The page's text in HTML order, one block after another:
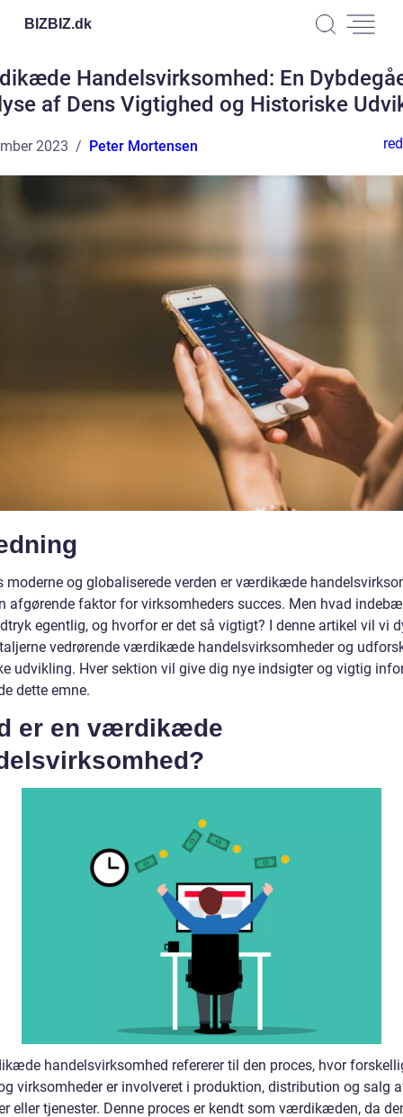
BIZBIZ.dk
Handelsvirksomhed: En
af Dens Vigtighed og Historiske
2023 Peter Mortensen
moderne og globaliserede verden er værdikæde
afgørende faktor for virksomheders succes. Men hvad
egentlig, og hvorfor er det så vigtigt? I denne artikel vil vi
vedrørende værdikæde handelsvirksomheder og
udvikling. Hver sektion vil give dig nye indsigter og vigtig
dette emne.
er en værdikæde
handelsvirksomhed refererer til den proces, hvor
virksomheder er involveret i produktion, distribution og salg
eller tjenester. Denne proces er kendt som værdikæden, da